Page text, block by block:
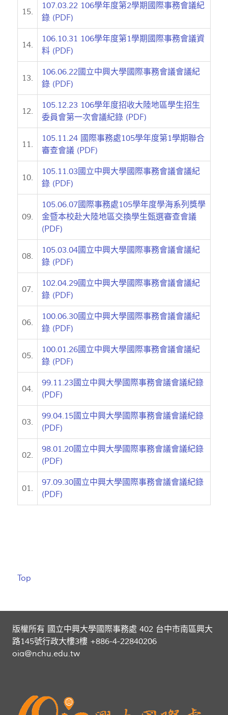
15.
107.03.22 106學年度第2學期國際事務會議紀
錄 (PDF)
14.
106.10.31 106學年度第1學期國際事務會議資
料 (PDF)
13.
106.06.22國立中興大學國際事務會議會議紀
錄 (PDF)
12.
105.12.23 106學年度招收大陸地區學生招生
委員會第一次會議紀錄 (PDF)
11.
105.11.24 國際事務處105學年度第1學期聯合
審查會議 (PDF)
10.
105.11.03國立中興大學國際事務會議會議紀
錄 (PDF)
09.
105.06.07國際事務處105學年度學海系列獎學
金暨本校赴大陸地區交換學生甄選審查會議
(PDF)
08.
105.03.04國立中興大學國際事務會議會議紀
錄 (PDF)
07.
102.04.29國立中興大學國際事務會議會議紀
錄 (PDF)
06.
100.06.30國立中興大學國際事務會議會議紀
錄 (PDF)
05.
100.01.26國立中興大學國際事務會議會議紀
錄 (PDF)
04.
99.11.23國立中興大學國際事務會議會議紀錄
(PDF)
03.
99.04.15國立中興大學國際事務會議會議紀錄
(PDF)
02.
98.01.20國立中興大學國際事務會議會議紀錄
(PDF)
01.
97.09.30國立中興大學國際事務會議會議紀錄
(PDF)
Top
版權所有 國立中興大學國際事務處 402 台中市南區興大
路145號行政大樓3樓 +886-4-22840206
oia@nchu.edu.tw